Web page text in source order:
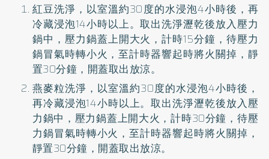
紅豆洗淨，以室溫約30度的水浸泡4小時後，再
冷藏浸泡14小時以上。取出洗淨瀝乾後放入壓力
鍋中，壓力鍋蓋上開大火，計時15分鐘，待壓力
鍋冒氣時轉小火，至計時器響起時將火關掉，靜
置30分鐘，開蓋取出放涼。
燕麥粒洗淨，以室溫約30度的水浸泡4小時後，
再冷藏浸泡14小時以上。取出洗淨瀝乾後放入壓
力鍋中，壓力鍋蓋上開大火，計時30分鐘，待壓
力鍋冒氣時轉小火，至計時器響起時將火關掉，
靜置30分鐘，開蓋取出放涼。